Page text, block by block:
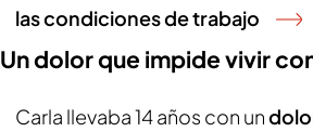
las condiciones de trabajo
Un dolor que impide vivir
Carla llevaba 14 años con un